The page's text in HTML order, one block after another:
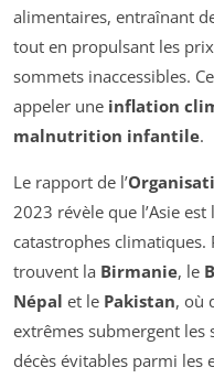
alimentaires, entraînant
tout en propulsant les
sommets inaccessibles.
appeler une inflation
malnutrition infantile.
Le rapport de l’
2023 révèle que l’Asie
catastrophes climatiques.
trouvent la Birmanie, le
Népal et le Pakistan, où
extrêmes submergent les
décès évitables parmi les